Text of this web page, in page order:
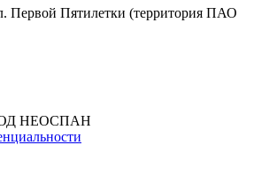
Первой Пятилетки (территория ПАО
НЕОСПАН